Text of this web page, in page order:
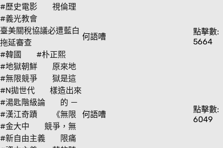
#歷史電影
#義光教會
視倫理
臺美關稅協議必遭藍白
拖延審查
何語嘈
點擊數:
5664
#韓國
#朴正熙
#地獄朝鮮
#無限競爭
#N拋世代
#湯匙階級論
#漢江奇蹟
#金大中
#新自由主義
原來地
獄是這
樣造出來
的 －
《無限
競爭，無
限痛
何語嘈
點擊數:
6049